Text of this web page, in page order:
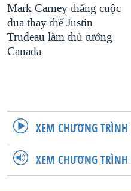
Mark Carney thắng cuộc
đua thay thế Justin
Trudeau làm thủ tướng
Canada
XEM CHƯƠNG TRÌNH
XEM CHƯƠNG TRÌNH